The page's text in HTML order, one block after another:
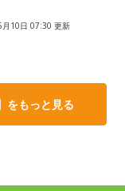
10日 07:30 更新
をもっと見る